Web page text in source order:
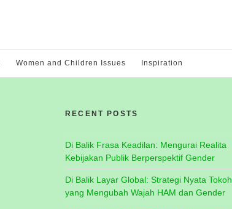
Women and Children Issues Inspiration
RECENT POSTS
Di Balik Frasa Keadilan: Mengurai Realita
Kebijakan Publik Berperspektif Gender
Di Balik Layar Global: Strategi Nyata Tokoh
yang Mengubah Wajah HAM dan Gender